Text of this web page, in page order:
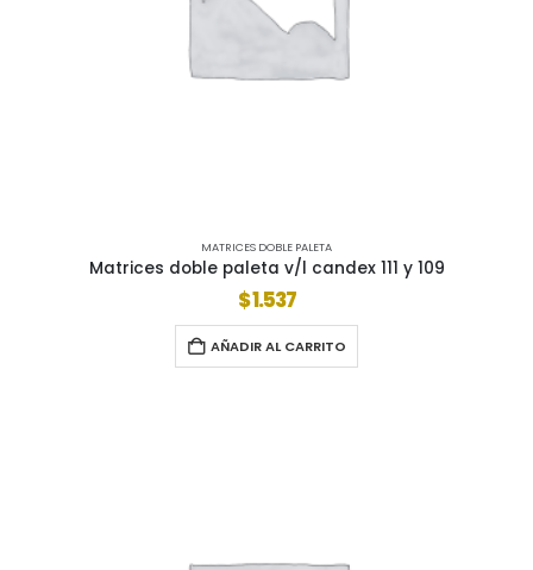
MATRICES DOBLE PALETA
Matrices doble paleta v/l candex 111 y 109
$1.537
AÑADIR AL CARRITO